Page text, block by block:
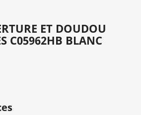
ET DOUDOU
C05962HB BLANC